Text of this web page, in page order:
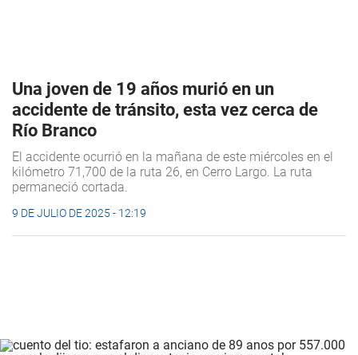
Una joven de 19 años murió en un
accidente de tránsito, esta vez cerca de
Río Branco
El accidente ocurrió en la mañana de este miércoles en el
kilómetro 71,700 de la ruta 26, en Cerro Largo. La ruta
permaneció cortada.
9 DE JULIO DE 2025 - 12:19